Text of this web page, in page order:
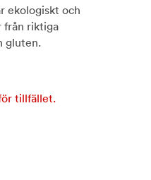
ekologiskt och
från riktiga
gluten.
tillfället.